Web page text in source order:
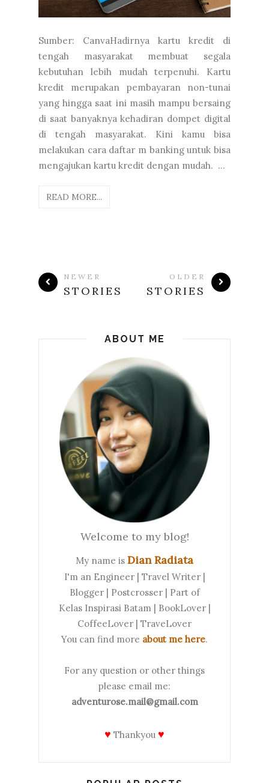
Sumber: CanvaHadirnya kartu kredit di
tengah masyarakat membuat segala
kebutuhan lebih mudah terpenuhi. Kartu
kredit merupakan pembayaran non-tunai
yang hingga saat ini masih mampu bersaing
di saat banyaknya kehadiran dompet digital
di tengah masyarakat. Kini kamu bisa
melakukan cara daftar m banking untuk bisa
mengajukan kartu kredit dengan mudah. ...
READ MORE...
NEWER
STORIES
OLDER
STORIES
ABOUT ME
Welcome to my blog!
My name is Dian Radiata
I'm an Engineer | Travel Writer |
Blogger | Postcrosser | Part of
Kelas Inspirasi Batam | BookLover |
CoffeeLover | TraveLover
You can find more about me here.
For any question or other things
please email me:
adventurose.mail@gmail.com
♥ Thankyou ♥